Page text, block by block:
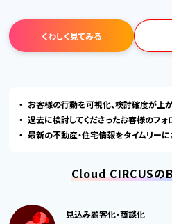
くわしく見てみる
お客様の行動を可視化、検討確度が上
過去に検討してくださったお客様のフ
最新の不動産・住宅情報をタイムリー
Cloud CIRCUSの
見込み顧客化・商談化